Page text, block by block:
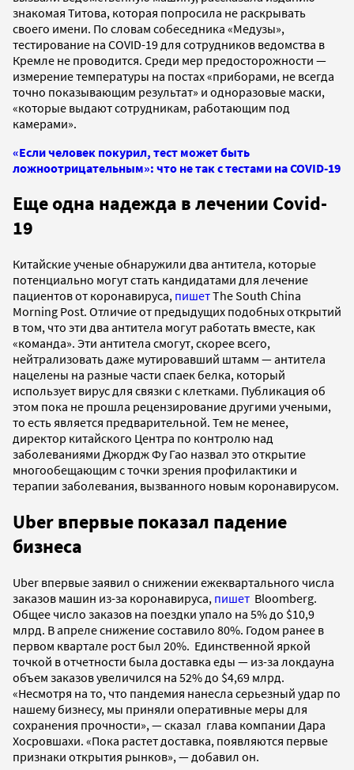
знакомая Титова, которая попросила не раскрывать
своего имени. По словам собеседника «Медузы»,
тестирование на COVID-19 для сотрудников ведомства в
Кремле не проводится. Среди мер предосторожности —
измерение температуры на постах «приборами, не всегда
точно показывающим результат» и одноразовые маски,
«которые выдают сотрудникам, работающим под
камерами».
«Если человек покурил, тест может быть
ложноотрицательным»: что не так с тестами на COVID-19
Еще одна надежда в лечении Covid-
19
Китайские ученые обнаружили два антитела, которые
потенциально могут стать кандидатами для лечение
пациентов от коронавируса, пишетThe South China
Morning Post. Отличие от предыдущих подобных открытий
в том, что эти два антитела могут работать вместе, как
«команда». Эти антитела смогут, скорее всего,
нейтрализовать даже мутировавший штамм — антитела
нацелены на разные части спаек белка, который
использует вирус для связки с клетками. Публикация об
этом пока не прошла рецензирование другими учеными,
то есть является предварительной. Тем не менее,
директор китайского Центра по контролю над
заболеваниями Джордж Фу Гао назвал это открытие
многообещающим с точки зрения профилактики и
терапии заболевания, вызванного новым коронавирусом.
Uber впервые показал падение
бизнеса
Uber впервые заявил о снижении ежеквартального числа
заказов машин из-за коронавируса, пишет Bloomberg.
Общее число заказов на поездки упало на 5% до $10,9
млрд. В апреле снижение составило 80%. Годом ранее в
первом квартале рост был 20%. Единственной яркой
точкой в отчетности была доставка еды — из-за локдауна
объем заказов увеличился на 52% до $4,69 млрд.
«Несмотря на то, что пандемия нанесла серьезный удар по
нашему бизнесу, мы приняли оперативные меры для
сохранения прочности», — сказал глава компании Дара
Хосровшахи. «Пока растет доставка, появляются первые
признаки открытия рынков», — добавил он.